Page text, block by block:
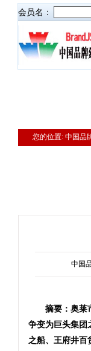
会员名：
您的位置: 中国
中国
摘要：奥莱市
争变为巨头集团
之船、王府井百